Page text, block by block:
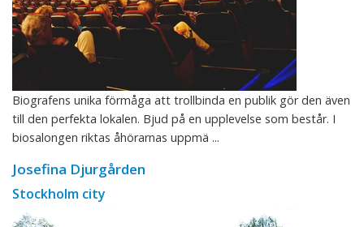
Biografens unika förmåga att trollbinda en publik gör den även
till den perfekta lokalen. Bjud på en upplevelse som består. I
biosalongen riktas åhörarnas uppmä ...
Josefina Djurgården
Stockholm city